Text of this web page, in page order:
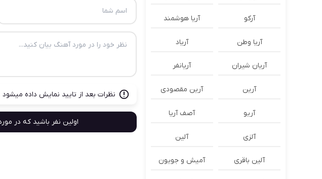
نظرات بعد از تایید نمایش داده میشود
اولین نفر باشید که در
آرکو آریا هوشمند
آریا وطن آریاد
آریان شیران آریانفر
آرین آرین مقصودی
آریو آصف آریا
آلزی آلین
آلین باقری آمیش و جویون